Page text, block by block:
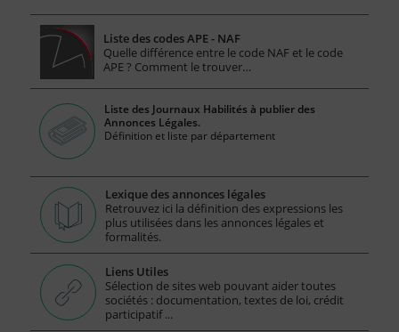
Liste des codes APE - NAF
Quelle différence entre le code NAF et le code
APE ? Comment le trouver…
Liste des Journaux Habilités à publier des
Annonces Légales.
Définition et liste par département
Lexique des annonces légales
Retrouvez ici la définition des expressions les
plus utilisées dans les annonces légales et
formalités.
Liens Utiles
Sélection de sites web pouvant aider toutes
sociétés : documentation, textes de loi, crédit
participatif ...